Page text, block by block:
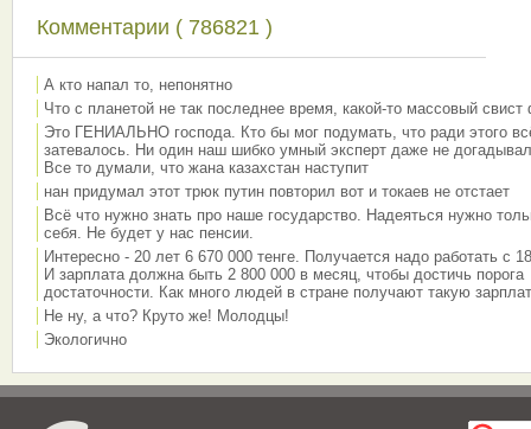
Комментарии ( 786821 )
А кто напал то, непонятно
Что с планетой не так последнее время, какой-то массовый свист
Это ГЕНИАЛЬНО господа. Кто бы мог подумать, что ради этого
затевалось. Ни один наш шибко умный эксперт даже не
Все то думали, что жана казахстан наступит
нан придумал этот трюк путин повторил вот и токаев не отстает
Всё что нужно знать про наше государство. Надеяться нужно
себя. Не будет у нас пенсии.
Интересно - 20 лет 6 670 000 тенге. Получается надо работать с
И зарплата должна быть 2 800 000 в месяц, чтобы достичь порога
достаточности. Как много людей в стране получают такую
Не ну, а что? Круто же! Молодцы!
Экологично